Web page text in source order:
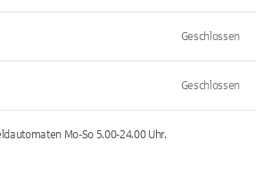
Geschlossen
Geschlossen
Mo-So 5.00-24.00Uhr.